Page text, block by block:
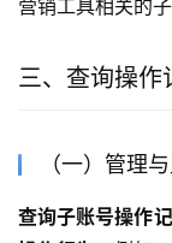
营销工具相关的
三、查询操作
（一）管理
查询子账号操作